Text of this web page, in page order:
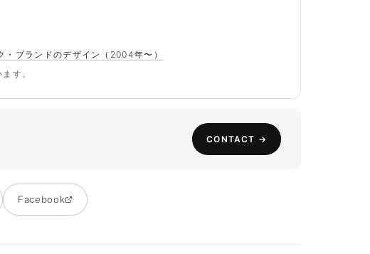
ブランドのデザイン（2004年〜）
す。
CONTACT →
Facebook